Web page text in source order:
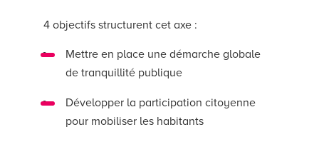
4 objectifs structurent cet axe :
Mettre en place une démarche globale
de tranquillité publique
Développer la participation citoyenne
pour mobiliser les habitants